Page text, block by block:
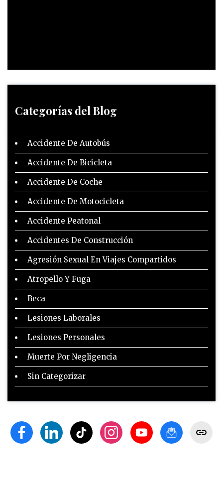
Categorías del Blog
Accidente De Autobús
Accidente De Bicicleta
Accidente De Coche
Accidente De Motocicleta
Accidente Peatonal
Accidentes De Construcción
Agresión Sexual En Viajes Compartidos
Atropello Y Fuga
Beca
Lesiones Laborales
Lesiones Personales
Muerte Por Negligencia
Sin Categorizar